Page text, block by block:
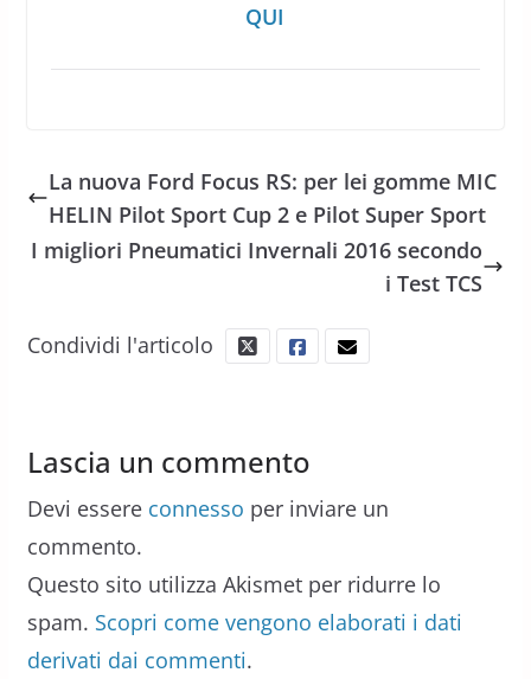
QUI
La nuova Ford Focus RS: per lei gomme MIC
HELIN Pilot Sport Cup 2 e Pilot Super Sport
I migliori Pneumatici Invernali 2016 secondo
i Test TCS
Condividi l'articolo
Lascia un commento
Devi essere connesso per inviare un
commento.
Questo sito utilizza Akismet per ridurre lo
spam. Scopri come vengono elaborati i dati
derivati dai commenti.